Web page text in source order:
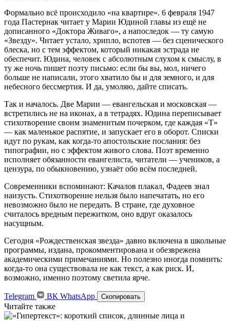
Формально всё происходило «на квартире». 6 февраля 1947
года Пастернак читает у Марии Юдиной главы из ещё не
дописанного «Доктора Живаго», а напоследок — ту самую
«Звезду». Читает устало, хрипло, вспотев — без сценического
блеска, но с тем эффектом, который никакая эстрада не
обеспечит. Юдина, человек с абсолютным слухом к смыслу, в
ту же ночь пишет поэту письмо: если бы вы, мол, ничего
больше не написали, этого хватило бы и для земного, и для
небесного бессмертия. И да, умоляю, дайте списать.
Так и началось. Две Марии — евангельская и московская —
встретились не на иконах, а в тетрадях. Юдина переписывает
стихотворение своим знаменитым почерком, где каждая «Т»
— как маленькое распятие, и запускает его в оборот. Списки
идут по рукам, как когда-то апостольские послания: без
типографии, но с эффектом живого слова. Поэт временно
исполняет обязанности евангелиста, читатели — учеников, а
цензура, по обыкновению, узнаёт обо всём последней.
Современники вспоминают: Качалов плакал, Фадеев знал
наизусть. Стихотворение нельзя было напечатать, но его
невозможно было не передать. В стране, где духовное
считалось вредным пережитком, оно вдруг оказалось
насущным.
Сегодня «Рождественская звезда» давно включена в школьные
программы, издана, прокомментирована и обезврежена
академическими примечаниями. Но полезно иногда помнить:
когда-то она существовала не как текст, а как риск. И,
возможно, именно поэтому светила ярче.
Telegram ВК WhatsApp Скопировать
Читайте также